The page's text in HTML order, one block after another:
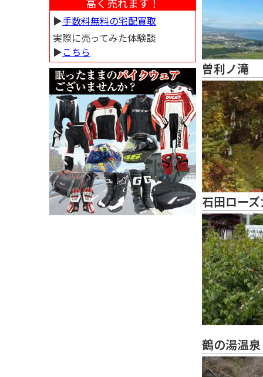
高く売れます！
▶︎手数料無料の宅配買取
実際に売ってみた体験談
▶︎こちら
曽利ノ滝
石田ロー
鶴の湯温泉